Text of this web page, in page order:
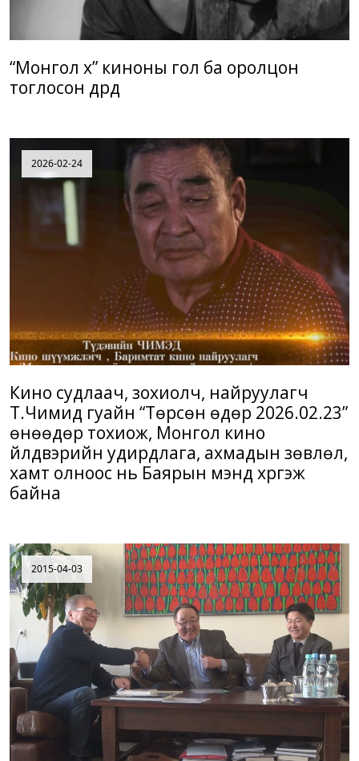
“Монгол хүү” киноны гол ба оролцон
тоглосон дүрүүд
2026-02-24
Кино судлаач, зохиолч, найруулагч
Т.Чимид гуайн “Төрсөн өдөр 2026.02.23”
өнөөдөр тохиож, Монгол кино
үйлдвэрийн удирдлага, ахмадын зөвлөл,
хамт олноос нь Баярын мэнд хүргэж
байна
2015-04-03